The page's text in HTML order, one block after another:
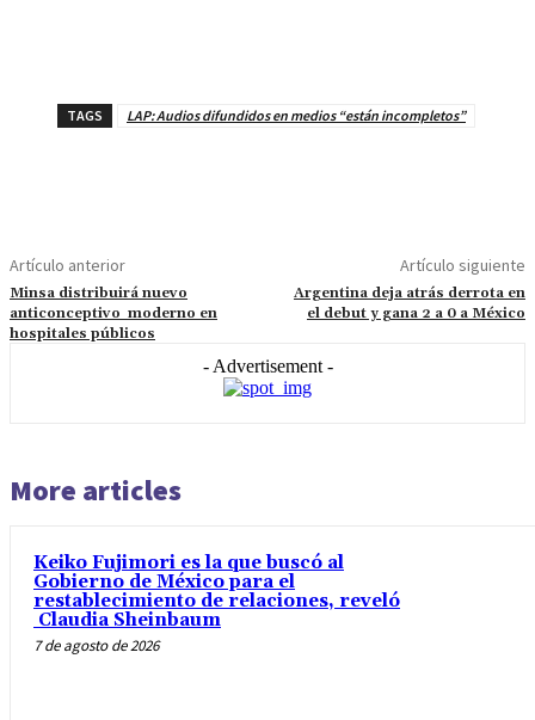
TAGS LAP: Audios difundidos en medios “están incompletos”
Artículo anterior
Minsa distribuirá nuevo
anticonceptivo moderno en
hospitales públicos
Artículo siguiente
Argentina deja atrás derrota en
el debut y gana 2 a 0 a México
- Advertisement -
More articles
Keiko Fujimori es la que buscó al
Gobierno de México para el
restablecimiento de relaciones, reveló
Claudia Sheinbaum
7 de agosto de 2026